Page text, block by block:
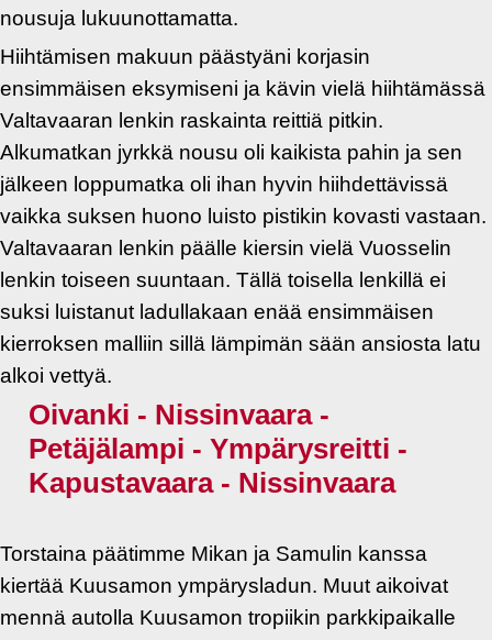
nousuja lukuunottamatta.
Hiihtämisen makuun päästyäni korjasin
ensimmäisen eksymiseni ja kävin vielä hiihtämässä
Valtavaaran lenkin raskainta reittiä pitkin.
Alkumatkan jyrkkä nousu oli kaikista pahin ja sen
jälkeen loppumatka oli ihan hyvin hiihdettävissä
vaikka suksen huono luisto pistikin kovasti vastaan.
Valtavaaran lenkin päälle kiersin vielä Vuosselin
lenkin toiseen suuntaan. Tällä toisella lenkillä ei
suksi luistanut ladullakaan enää ensimmäisen
kierroksen malliin sillä lämpimän sään ansiosta latu
alkoi vettyä.
Oivanki - Nissinvaara -
Petäjälampi - Ympärysreitti -
Kapustavaara - Nissinvaara
Torstaina päätimme Mikan ja Samulin kanssa
kiertää Kuusamon ympärysladun. Muut aikoivat
mennä autolla Kuusamon tropiikin parkkipaikalle